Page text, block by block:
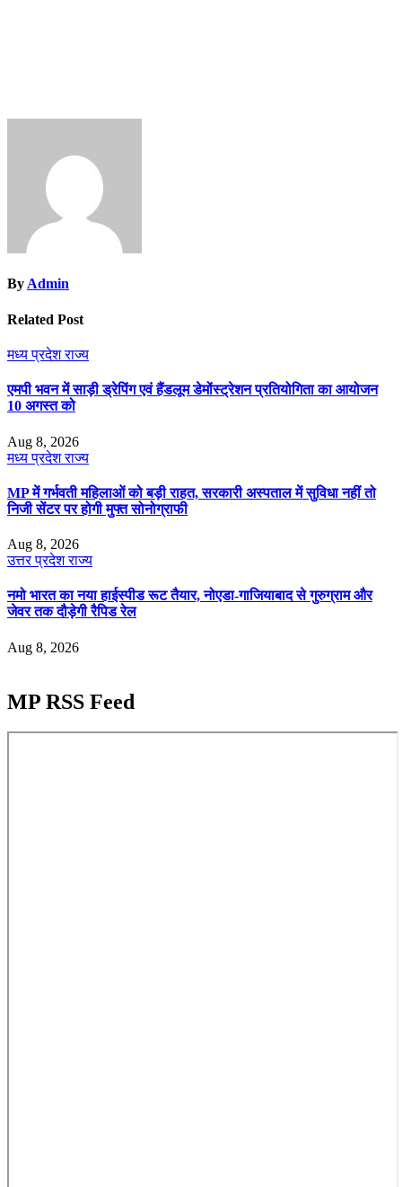
ByAdmin
Related Post
मध्य प्रदेशराज्य
एमपी भवन में साड़ी ड्रेपिंग एवं हैंडलूम डेमोंस्ट्रेशन प्रतियोगिता का आयोजन
10 अगस्त को
Aug 8, 2026
मध्य प्रदेशराज्य
MP में गर्भवती महिलाओं को बड़ी राहत, सरकारी अस्पताल में सुविधा नहीं तो
निजी सेंटर पर होगी मुफ्त सोनोग्राफी
Aug 8, 2026
उत्तर प्रदेशराज्य
नमो भारत का नया हाईस्पीड रूट तैयार, नोएडा-गाजियाबाद से गुरुग्राम और
जेवर तक दौड़ेगी रैपिड रेल
Aug 8, 2026
MP RSS Feed